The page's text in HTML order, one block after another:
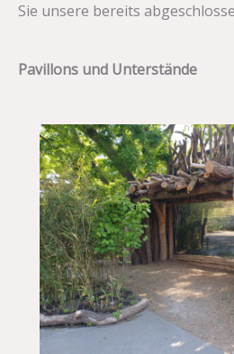
Sie unsere bereits
Pavillons und Unterstände